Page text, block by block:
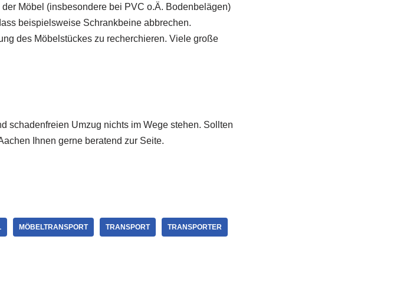
Möbel (insbesondere bei PVC o.Ä. Bodenbelägen)
beispielsweise Schrankbeine abbrechen.
des Möbelstückes zu recherchieren. Viele große
schadenfreien Umzug nichts im Wege stehen. Sollten
Ihnen gerne beratend zur Seite.
MÖBELTRANSPORT TRANSPORT TRANSPORTER